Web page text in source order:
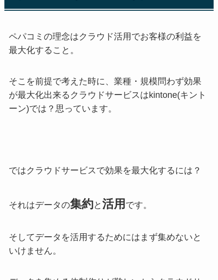
ペパコミの理念はクラウド活用でお客様の利益を
最大化すること。
そこを前提で考えた時に、業種・規模問わず効果
が最大化出来るクラウドサービスはkintone(キント
ーン)では？思っています。
ではクラウドサービスで効果を最大化するには？
それはデータの集約と 活用 です。
そしてデータを活用するためにはまず集めないと
いけません。